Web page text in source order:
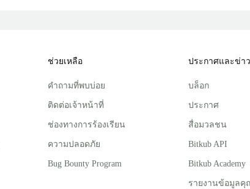
ช่วยเหลือ
คำถามที่พบบ่อย
ติดต่อเจ้าหน้าที่
ช่องทางการร้องเรียน
ความปลอดภัย
Bug Bounty Program
ประกาศและข่า
บล็อก
ประกาศ
สื่อมวลชน
Bitkub API
Bitkub Academy
รายงานข้อมูลคุ